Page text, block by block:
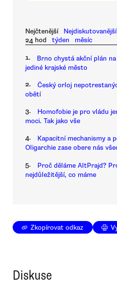
Nejčtenější
Nejdiskutovanější
24 hod
týden měsíc
1.
Brno chystá akční plán
jediné krajské město
2.
Český orloj
obětí
3.
Homofobie je pro vládu
moci. Tak jako vše
4.
Kapacitní mechanismy a
Oligarchie zase obere nás
5.
Proč děláme AltPrajd?
nejdůležitější, co máme
Zkopírovat odkaz
Diskuse